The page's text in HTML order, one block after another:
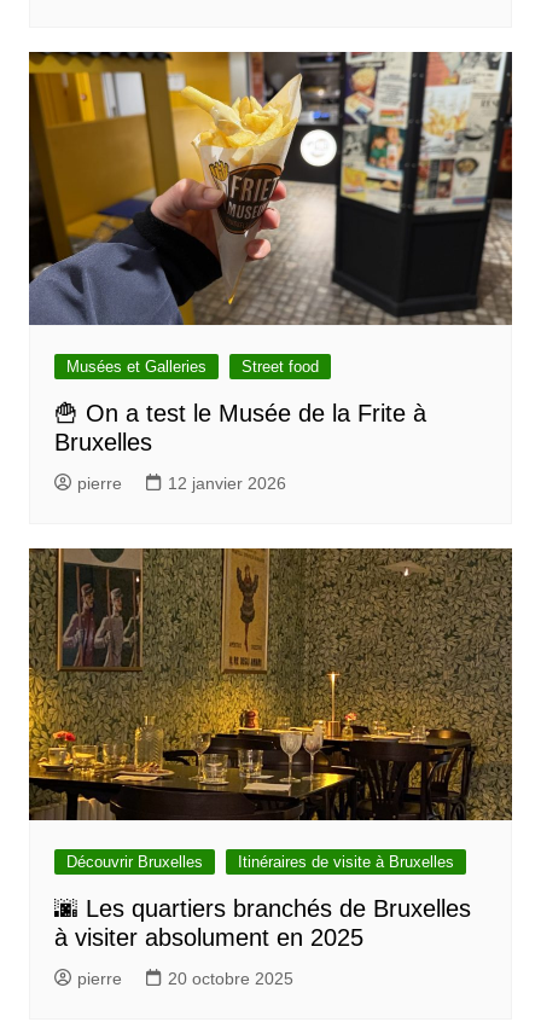
Musées et Galleries Street food
🍟 On a test le Musée de la Frite à
Bruxelles
pierre 12 janvier 2026
Découvrir Bruxelles Itinéraires de visite à Bruxelles
🌆 Les quartiers branchés de Bruxelles
à visiter absolument en 2025
pierre 20 octobre 2025